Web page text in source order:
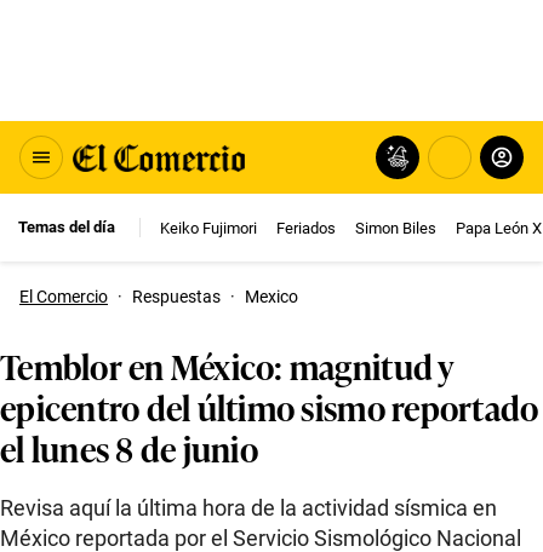
Temas del día Keiko Fujimori Feriados Simon Biles Papa León
El Comercio · Respuestas · Mexico
Temblor en México: magnitud y
epicentro del último sismo reportado
el lunes 8 de junio
Revisa aquí la última hora de la actividad sísmica en
México reportada por el Servicio Sismológico Nacional